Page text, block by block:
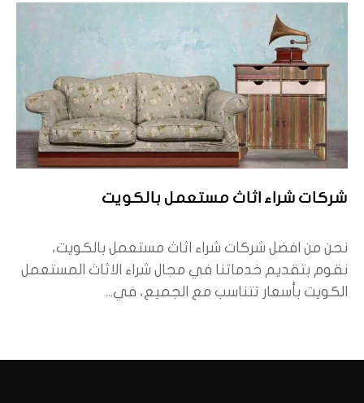
شركات شراء اثاث مستعمل بالكويت
نحن من افضل شركات شراء اثاث مستعمل بالكويت،
نقوم بتقديم خدماتنا في مجال شراء الاثاث المستعمل
الكويت بأسعار تتناسب مع الجميع، في...